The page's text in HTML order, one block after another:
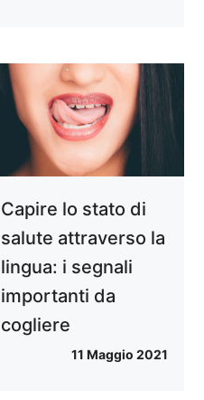
Capire lo stato di
salute attraverso la
lingua: i segnali
importanti da
cogliere
11 Maggio 2021